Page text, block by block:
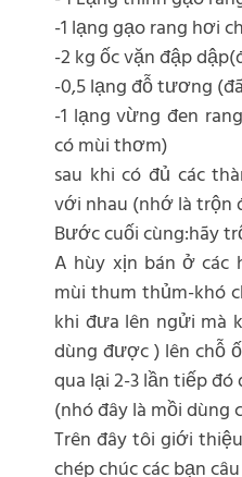
-1 lạng gạo rang hơi
-2 kg ốc vặn đập
-0,5 lạng đỗ tương
-1 lạng vừng đen
có mùi thơm)
sau khi có đủ các
với nhau (nhớ là trộn
Bước cuối cùng:hãy
A hùy xịn bán ở các
mùi thum thủm-khó
khi đưa lên ngửi mà
dùng được ) lên chỗ
qua lại 2-3 lần tiếp
(nhó đây là mồi dùng
Trên đây tôi giới
chép chúc các bạn